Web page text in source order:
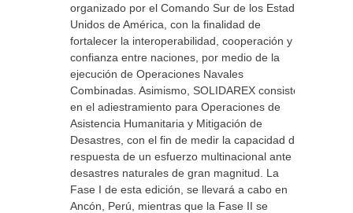
organizado por el Comando Sur de los Estados
Unidos de América, con la finalidad de
fortalecer la interoperabilidad, cooperación y
confianza entre naciones, por medio de la
ejecución de Operaciones Navales
Combinadas. Asimismo, SOLIDAREX consiste
en el adiestramiento para Operaciones de
Asistencia Humanitaria y Mitigación de
Desastres, con el fin de medir la capacidad de
respuesta de un esfuerzo multinacional ante
desastres naturales de gran magnitud. La
Fase I de esta edición, se llevará a cabo en
Ancón, Perú, mientras que la Fase II se